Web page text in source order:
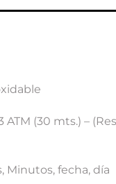
ATM (30 mts.) –
Minutos, fecha, día